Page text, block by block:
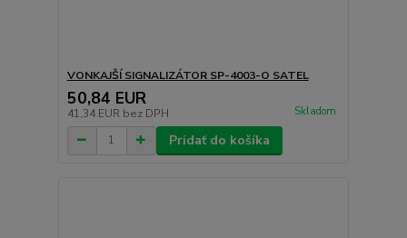
VONKAJŠÍ SIGNALIZÁTOR SP-4003-O SATEL
50,84 EUR
41,34 EUR bez DPH Skladom
Pridať do košíka